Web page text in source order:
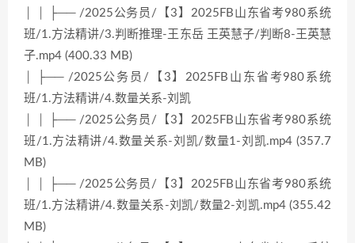
│ │ ├── /2025公务员/【3】2025FB山东省考980系统
班/1.方法精讲/3.判断推理-王东岳 王英慧子/判断8-王英慧
子.mp4 (400.33 MB)
│ ├── /2025公务员/【3】2025FB山东省考980系统
班/1.方法精讲/4.数量关系-刘凯
│ │ ├── /2025公务员/【3】2025FB山东省考980系统
班/1.方法精讲/4.数量关系-刘凯/数量1-刘凯.mp4 (357.7
MB)
│ │ ├── /2025公务员/【3】2025FB山东省考980系统
班/1.方法精讲/4.数量关系-刘凯/数量2-刘凯.mp4 (355.42
MB)